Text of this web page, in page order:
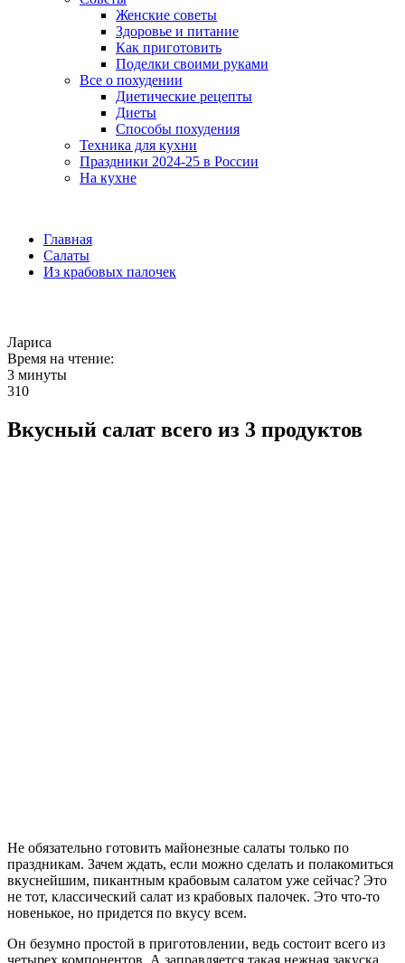
Женские советы
Здоровье и питание
Как приготовить
Поделки своими руками
Все о похудении
Диетические рецепты
Диеты
Способы похудения
Техника для кухни
Праздники 2024-25 в России
На кухне
Главная
Салаты
Из крабовых палочек
Лариса
Время на чтение:
3 минуты
310
Вкусный салат всего из 3 продуктов
Не обязательно готовить майонезные салаты только по
праздникам. Зачем ждать, если можно сделать и полакомиться
вкуснейшим, пикантным крабовым салатом уже сейчас? Это
не тот, классический салат из крабовых палочек. Это что-то
новенькое, но придется по вкусу всем.
Он безумно простой в приготовлении, ведь состоит всего из
четырех компонентов. А заправляется такая нежная закуска